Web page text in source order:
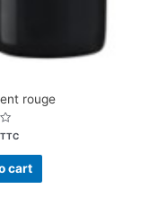
rouge
TTC
cart